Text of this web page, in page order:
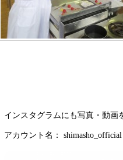
インスタグラムにも写真・動画
アカウント名： shimasho_official